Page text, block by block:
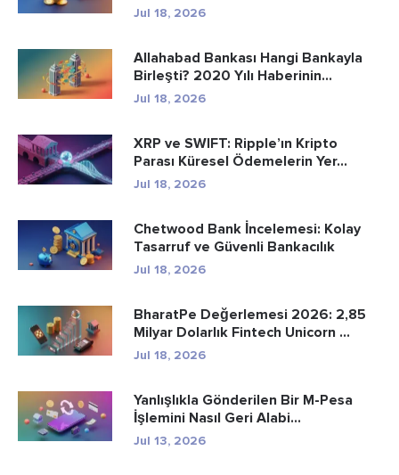
Jul 18, 2026
Allahabad Bankası Hangi Bankayla
Birleşti? 2020 Yılı Haberinin...
Jul 18, 2026
XRP ve SWIFT: Ripple’ın Kripto
Parası Küresel Ödemelerin Yer...
Jul 18, 2026
Chetwood Bank İncelemesi: Kolay
Tasarruf ve Güvenli Bankacılık
Jul 18, 2026
BharatPe Değerlemesi 2026: 2,85
Milyar Dolarlık Fintech Unicorn ...
Jul 18, 2026
Yanlışlıkla Gönderilen Bir M-Pesa
İşlemini Nasıl Geri Alabi...
Jul 13, 2026